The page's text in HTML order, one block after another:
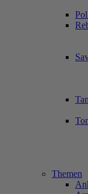
Themen